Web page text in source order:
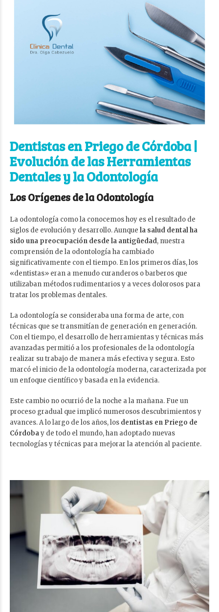
Dentistas en Priego de Córdoba |
Evolución de las Herramientas
Dentales y la Odontología
Los Orígenes de la Odontología
La odontología como la conocemos hoy es el resultado de
siglos de evolución y desarrollo. Aunque la salud dental ha
sido una preocupación desde la antigüedad, nuestra
comprensión de la odontología ha cambiado
significativamente con el tiempo. En los primeros días, los
«dentistas» eran a menudo curanderos o barberos que
utilizaban métodos rudimentarios y a veces dolorosos para
tratar los problemas dentales.
La odontología se consideraba una forma de arte, con
técnicas que se transmitían de generación en generación.
Con el tiempo, el desarrollo de herramientas y técnicas más
avanzadas permitió a los profesionales de la odontología
realizar su trabajo de manera más efectiva y segura. Esto
marcó el inicio de la odontología moderna, caracterizada por
un enfoque científico y basada en la evidencia.
Este cambio no ocurrió de la noche a la mañana. Fue un
proceso gradual que implicó numerosos descubrimientos y
avances. A lo largo de los años, los dentistas en Priego de
Córdobay de todo el mundo, han adoptado nuevas
tecnologías y técnicas para mejorar la atención al paciente.